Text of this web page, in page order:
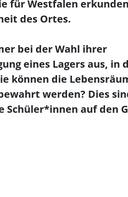
für Westfalen
des Ortes.
bei der Wahl ihrer
eines Lagers aus, in
können die
werden? Dies
Schüler*innen auf den